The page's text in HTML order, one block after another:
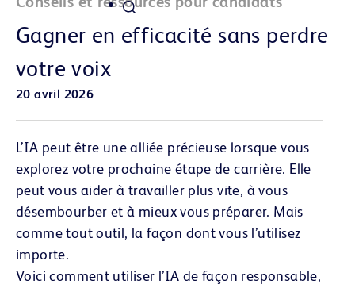
Gagner en efficacité sans perdre
votre voix
20 avril 2026
L’IA peut être une alliée précieuse lorsque vous
explorez votre prochaine étape de carrière. Elle
peut vous aider à travailler plus vite, à vous
désembourber et à mieux vous préparer. Mais
comme tout outil, la façon dont vous l’utilisez
importe.
Voici comment utiliser l’IA de façon responsable,